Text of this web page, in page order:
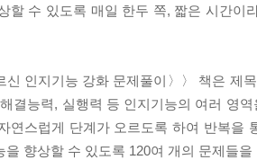
할 수 있도록 매일 한두 쪽, 짧은 시간이
신 인지기능 강화 문제풀이〉〉 책은 제
결능력, 실행력 등 인지기능의 여러 영
연스럽게 단계가 오르도록 하여 반복을
을 향상할 수 있도록 120여 개의 문제들